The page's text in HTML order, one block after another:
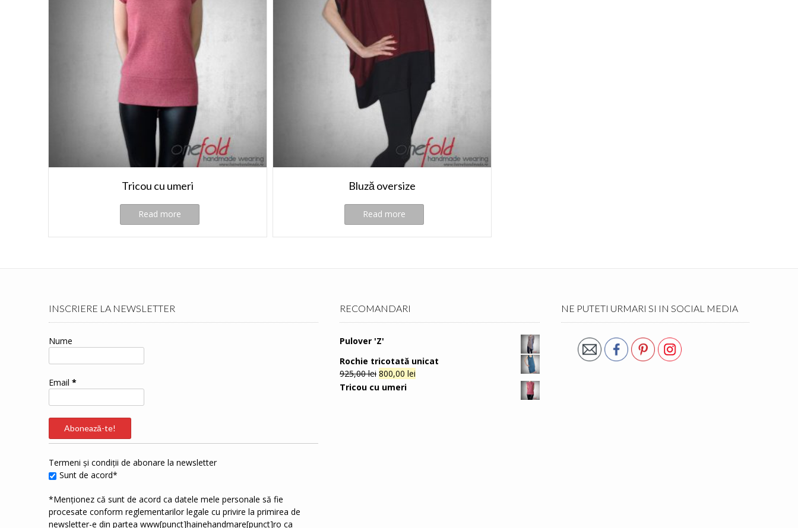
Tricou cu umeri
Read more
Bluză oversize
Read more
INSCRIERE LA NEWSLETTER
Nume
Email *
Termeni și condiții de abonare la newsletter
Sunt de acord*
*Menționez că sunt de acord ca datele mele personale să fie
procesate conform reglementarilor legale cu privire la primirea de
newsletter-e din partea www[punct]hainehandmare[punct]ro ca
RECOMANDARI
Pulover 'Z'
Rochie tricotată unicat
925,00lei 800,00 lei
Tricou cu umeri
NE PUTETI URMARI SI IN SOCIAL MEDIA